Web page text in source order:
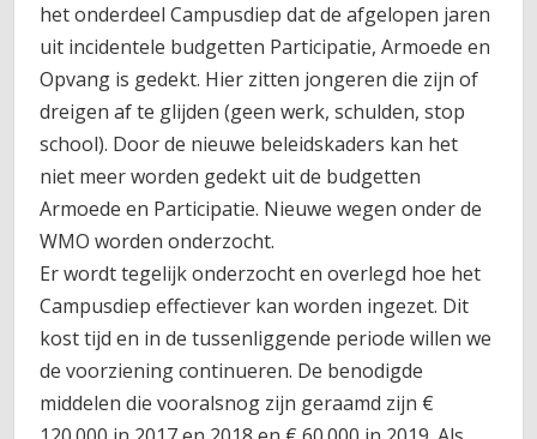
het onderdeel Campusdiep dat de afgelopen jaren
uit incidentele budgetten Participatie, Armoede en
Opvang is gedekt. Hier zitten jongeren die zijn of
dreigen af te glijden (geen werk, schulden, stop
school). Door de nieuwe beleidskaders kan het
niet meer worden gedekt uit de budgetten
Armoede en Participatie. Nieuwe wegen onder de
WMO worden onderzocht.
Er wordt tegelijk onderzocht en overlegd hoe het
Campusdiep effectiever kan worden ingezet. Dit
kost tijd en in de tussenliggende periode willen we
de voorziening continueren. De benodigde
middelen die vooralsnog zijn geraamd zijn €